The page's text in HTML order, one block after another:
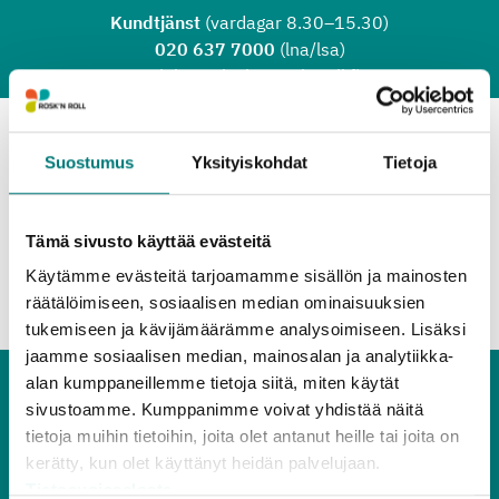
Suostumus Yksityiskohdat Tietoja
Tämä sivusto käyttää evästeitä
Käytämme evästeitä tarjoamamme sisällön ja mainosten
räätälöimiseen, sosiaalisen median ominaisuuksien
tukemiseen ja kävijämäärämme analysoimiseen. Lisäksi
jaamme sosiaalisen median, mainosalan ja analytiikka-
alan kumppaneillemme tietoja siitä, miten käytät
sivustoamme. Kumppanimme voivat yhdistää näitä
tietoja muihin tietoihin, joita olet antanut heille tai joita on
kerätty, kun olet käyttänyt heidän palvelujaan.
Hoppa till huvudinnehållet
Kundtjänst (vardagar 8.30–15.30)
020 637 7000 (lna/lsa)
asiakaspalvelu@rosknroll.fi
Sök …
Till sidans topp